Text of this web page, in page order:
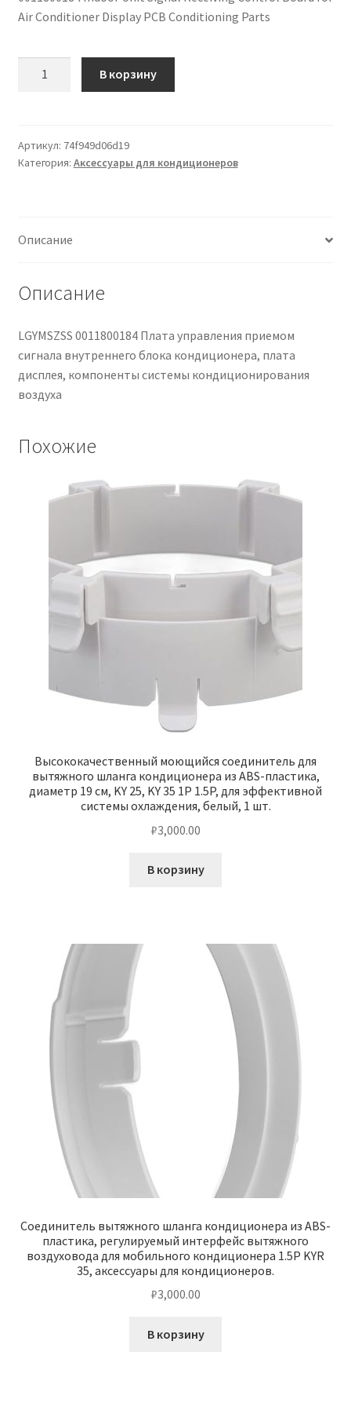
Air Conditioner Display PCB Conditioning Parts
управления
приемом
кондиционера,
компоненты
кондиционирования
воздуха
В корзину
Артикул: 74f949d06d19
Категория: Аксессуары для кондиционеров
Описание
Описание
LGYMSZSS 0011800184 Плата управления приемом
сигнала внутреннего блока кондиционера, плата
дисплея, компоненты системы кондиционирования
воздуха
Похожие
Высококачественный моющийся соединитель для
вытяжного шланга кондиционера из ABS-пластика,
диаметр 19 см, KY 25, KY 35 1P 1.5P, для эффективной
системы охлаждения, белый, 1 шт.
₽3,000.00
В корзину
Соединитель вытяжного шланга кондиционера из ABS-
пластика, регулируемый интерфейс вытяжного
воздуховода для мобильного кондиционера 1.5P KYR
35, аксессуары для кондиционеров.
₽3,000.00
В корзину